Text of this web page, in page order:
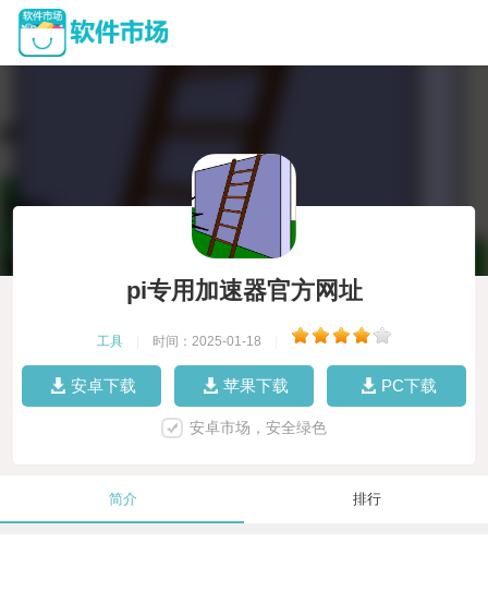
pi专用加速器官方网址
工具 时间：2025-01-18
安卓下载 苹果下载 PC下载
安卓市场，安全绿色
简介 排行